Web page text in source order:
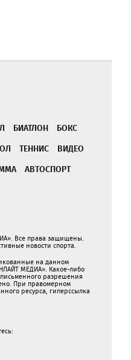
БИАТЛОН
БОКС
ТЕННИС
ВИДЕО
АВТОСПОРТ
Все права защищены.
новости спорта.
на данном
МЕДИА». Какое-либо
разрешения
При правомерном
ресурса, гиперссылка